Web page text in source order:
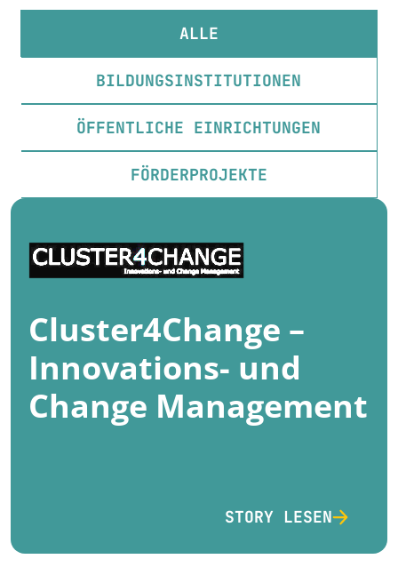
BILDUNGSINSTITUTIONEN
FÖRDERPROJEKTE
ÖFFENTLICHE EINRICHTUNGEN
ALLE
Cluster4Change –
Innovations- und
Change Management
STORY LESEN